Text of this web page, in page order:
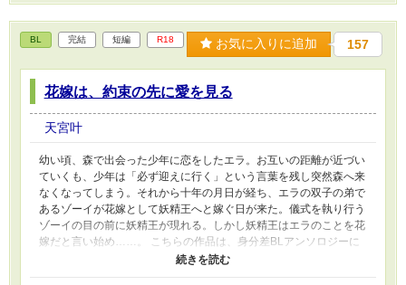
令息時代 アリステラ･ローゼンバーグ 王子の幼
馴染 公爵家出身 所作がめちゃくちゃ綺麗 罪を擦
り付けられて死亡 今世こそは大人しく平穏に生
きたい！とかんがえる やることなすこと裏目に
出るおバカっ子 【攻め】 安藤 輝（あんどう
こう） 19歳 色素の薄いブラウン 青みがかった
輝の前世（？） BL大賞参加作品です！よろしく
お願いします
BL 完結 短編 R18 お気に入りに追加 157
花嫁は、約束の先に愛を見る
天宮叶
幼い頃、森で出会った少年に恋をしたエラ。お互いの距離が近づい
ていくも、少年は「必ず迎えに行く」という言葉を残し突然森へ来
なくなってしまう。それから十年の月日が経ち、エラの双子の弟で
あるゾーイが花嫁として妖精王へと嫁ぐ日が来た。儀式を執り行う
ゾーイの目の前に妖精王が現れる。しかし妖精王はエラのことを花
嫁だと言い始め……。 こちらの作品は、身分差BLアンソロジーに
寄稿していたものを、転載したものです。 現在、身分差BLアンソ